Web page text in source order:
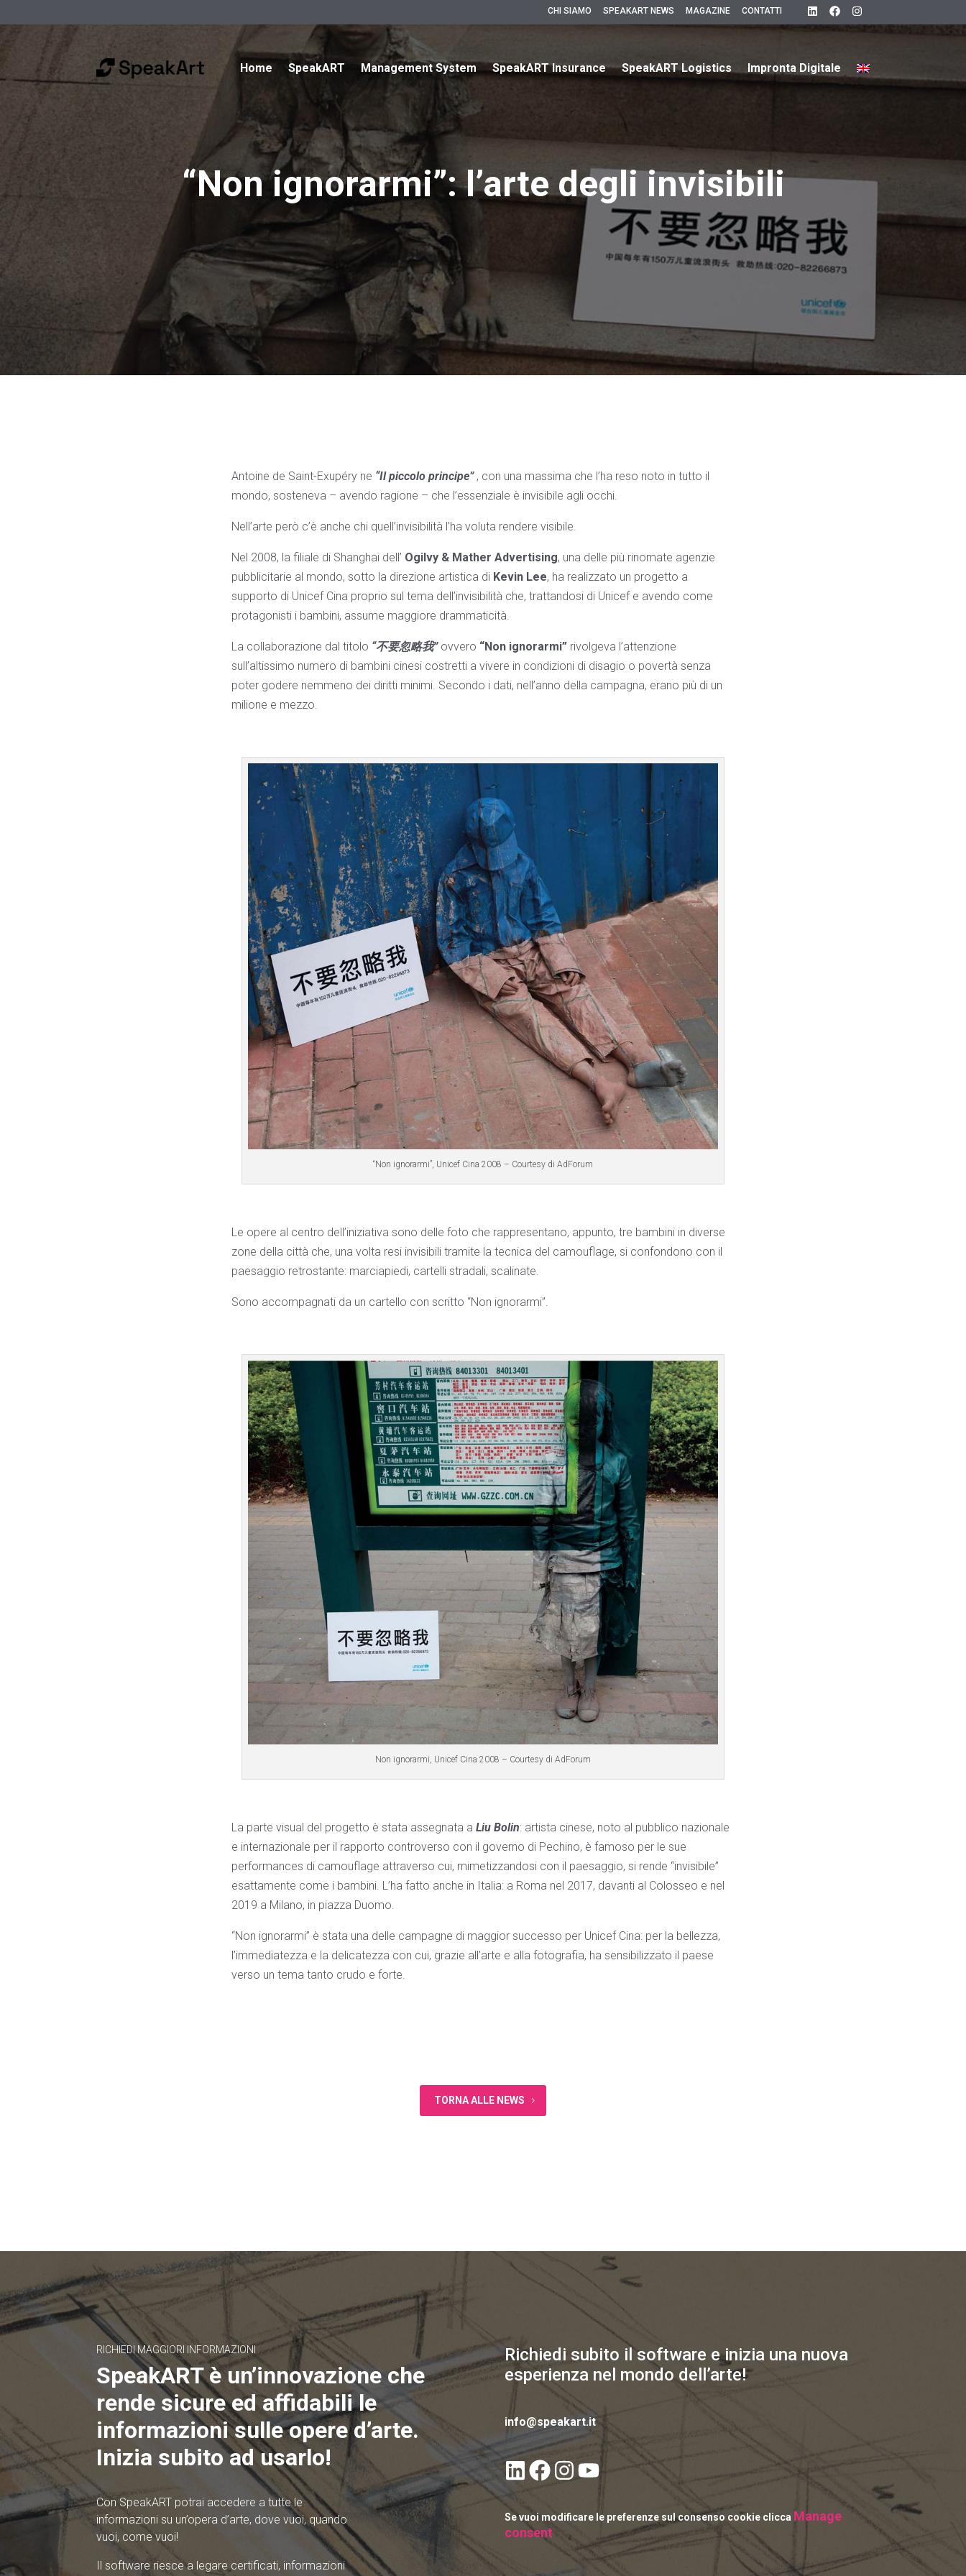
CHI SIAMO SPEAKART NEWS MAGAZINE CONTATTI
Home SpeakART Management System SpeakART Insurance SpeakART Logistics Impronta Digitale
“Non ignorarmi”: l’arte degli invisibili
Antoine de Saint-Exupéry ne “Il piccolo principe”, con una massima che l’ha reso noto in tutto il
mondo, sosteneva – avendo ragione – che l’essenziale è invisibile agli occhi.
Nell’arte però c’è anche chi quell’invisibilità l’ha voluta rendere visibile.
Nel 2008, la filiale di Shanghai dell’ Ogilvy & Mather Advertising, una delle più rinomate agenzie
pubblicitarie al mondo, sotto la direzione artistica di Kevin Lee, ha realizzato un progetto a
supporto di Unicef Cina proprio sul tema dell’invisibilità che, trattandosi di Unicef e avendo come
protagonisti i bambini, assume maggiore drammaticità.
La collaborazione dal titolo “不要忽略我” ovvero “Non ignorarmi” rivolgeva l’attenzione
sull’altissimo numero di bambini cinesi costretti a vivere in condizioni di disagio o povertà senza
poter godere nemmeno dei diritti minimi. Secondo i dati, nell’anno della campagna, erano più di un
milione e mezzo.
“Non ignorarmi”, Unicef Cina 2008 – Courtesy di AdForum
Le opere al centro dell’iniziativa sono delle foto che rappresentano, appunto, tre bambini in diverse
zone della città che, una volta resi invisibili tramite la tecnica del camouflage, si confondono con il
paesaggio retrostante: marciapiedi, cartelli stradali, scalinate.
Sono accompagnati da un cartello con scritto “Non ignorarmi”.
Non ignorarmi, Unicef Cina 2008 – Courtesy di AdForum
La parte visual del progetto è stata assegnata a Liu Bolin: artista cinese, noto al pubblico nazionale
e internazionale per il rapporto controverso con il governo di Pechino, è famoso per le sue
performances di camouflage attraverso cui, mimetizzandosi con il paesaggio, si rende “invisibile”
esattamente come i bambini. L’ha fatto anche in Italia: a Roma nel 2017, davanti al Colosseo e nel
2019 a Milano, in piazza Duomo.
“Non ignorarmi” è stata una delle campagne di maggior successo per Unicef Cina: per la bellezza,
l’immediatezza e la delicatezza con cui, grazie all’arte e alla fotografia, ha sensibilizzato il paese
verso un tema tanto crudo e forte.
TORNA ALLE NEWS
RICHIEDI MAGGIORI INFORMAZIONI
SpeakART è un’innovazione che
rende sicure ed affidabili le
informazioni sulle opere d’arte.
Inizia subito ad usarlo!
Con SpeakART potrai accedere a tutte le
informazioni su un’opera d’arte, dove vuoi, quando
vuoi, come vuoi!
Il software riesce a legare certificati, informazioni
Richiedi subito il software e inizia una nuova
esperienza nel mondo dell’arte!
info@speakart.it
Se vuoi modificare le preferenze sul consenso cookie clicca Manage
consent